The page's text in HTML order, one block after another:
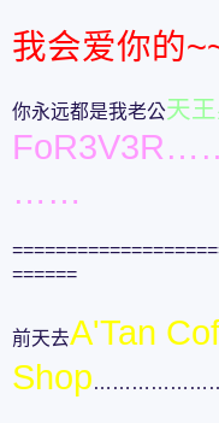
我会爱你的
你永远都是我老公天
……
======
前天去A'Tan
Shop